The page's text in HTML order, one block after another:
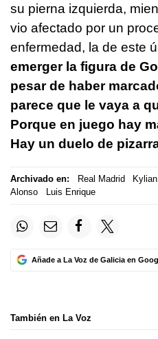
su pierna izquierda,
vio afectado por un
enfermedad, la de este
emerger la figura de
pesar de haber
parece que le vaya a
Porque en juego hay
Hay un duelo de
Archivado en: Real Madrid
Alonso
Luis Enrique
Añade a La Voz de Galicia en
También en La Voz